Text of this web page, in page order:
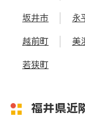
坂井市 永
越前町 美
若狭町
福井県近